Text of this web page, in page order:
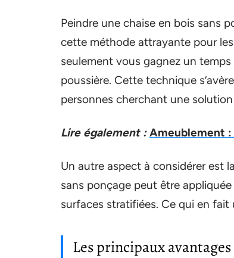
Peindre une chaise en bois sans
cette méthode attrayante pour
seulement vous gagnez un temps
poussière. Cette technique
personnes cherchant une
Lire également : Ameublement :
Un autre aspect à considérer est
sans ponçage peut être
surfaces stratifiées. Ce qui en
Les principaux